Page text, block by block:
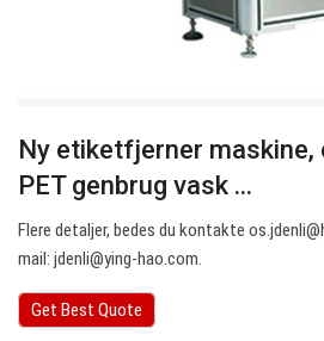
Ny etiketfjerner maskine,
PET genbrug vask ...
Flere detaljer, bedes du kontakte
mail: jdenli@ying-hao.com.
Get Best Quote